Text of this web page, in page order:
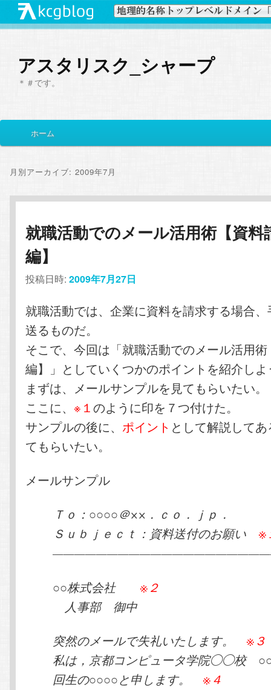
アスタリスク_シャープ
＊＃です。
イ
メ
ン
コ
ン
テ
ン
へ
移
動
サ
コ
ン
テ
ン
ツ
移
動
ホーム
月別アーカイブ:2009年7月
就職活動でのメール活用術【資料
編】
投稿日時:2009年7月27日
就職活動では、企業に資料を請求する場合
送るものだ。
そこで、今回は「就職活動でのメール活用
編】」としていくつかのポイントを紹介しよ
まずは、メールサンプルを見てもらいたい。
ここに、 ※１のように印を７つ付けた。
サンプルの後に、 ポイント として解説して
てもらいたい。
メールサンプル
Ｔｏ：○○○○＠××．ｃｏ．ｊｐ．
Ｓｕｂｊｅｃｔ：資料送付のお願い※
○○株式会社※２
人事部 御中
突然のメールで失礼いたします。※３
私は，京都コンピュータ学院◯◯校
回生の○○○○と申します。※４